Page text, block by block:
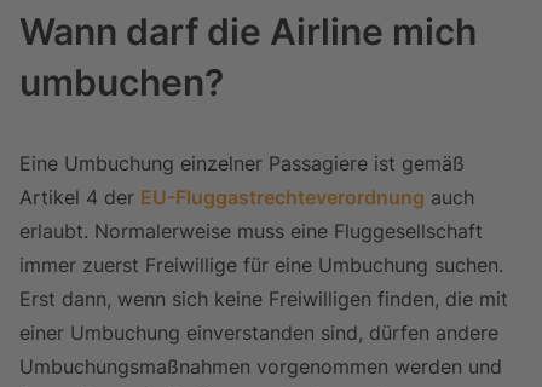
Wann darf die Airline mich
umbuchen?
Eine Umbuchung einzelner Passagiere ist gemäß
Artikel 4 der EU-Fluggastrechteverordnung auch
erlaubt. Normalerweise muss eine Fluggesellschaft
immer zuerst Freiwillige für eine Umbuchung suchen.
Erst dann, wenn sich keine Freiwilligen finden, die mit
einer Umbuchung einverstanden sind, dürfen andere
Umbuchungsmaßnahmen vorgenommen werden und